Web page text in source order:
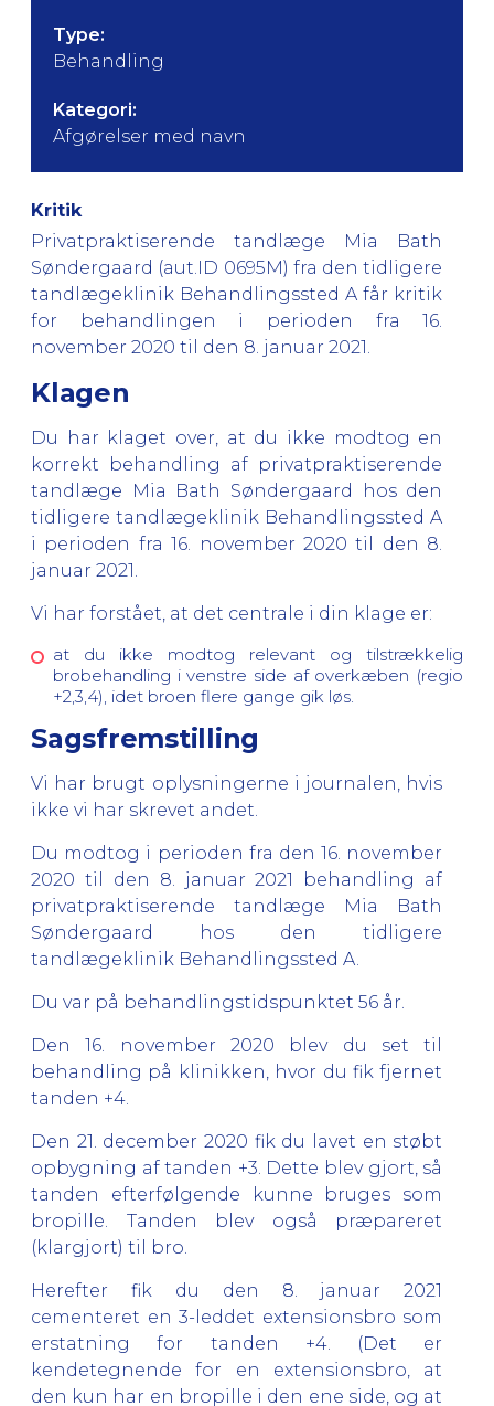
Type:
Behandling
Kategori:
Afgørelser med navn
Kritik
Privatpraktiserende tandlæge Mia Bath
Søndergaard (aut.ID 0695M) fra den tidligere
tandlægeklinik Behandlingssted A får kritik
for behandlingen i perioden fra 16.
november 2020 til den 8. januar 2021.
Klagen
Du har klaget over, at du ikke modtog en
korrekt behandling af privatpraktiserende
tandlæge Mia Bath Søndergaard hos den
tidligere tandlægeklinik Behandlingssted A
i perioden fra 16. november 2020 til den 8.
januar 2021.
Vi har forstået, at det centrale i din klage er:
at du ikke modtog relevant og tilstrækkelig
brobehandling i venstre side af overkæben (regio
+2,3,4), idet broen flere gange gik løs.
Sagsfremstilling
Vi har brugt oplysningerne i journalen, hvis
ikke vi har skrevet andet.
Du modtog i perioden fra den 16. november
2020 til den 8. januar 2021 behandling af
privatpraktiserende tandlæge Mia Bath
Søndergaard hos den tidligere
tandlægeklinik Behandlingssted A.
Du var på behandlingstidspunktet 56 år.
Den 16. november 2020 blev du set til
behandling på klinikken, hvor du fik fjernet
tanden +4.
Den 21. december 2020 fik du lavet en støbt
opbygning af tanden +3. Dette blev gjort, så
tanden efterfølgende kunne bruges som
bropille. Tanden blev også præpareret
(klargjort) til bro.
Herefter fik du den 8. januar 2021
cementeret en 3-leddet extensionsbro som
erstatning for tanden +4.
(Det er
kendetegnende for en extensionsbro, at
den kun har en bropille i den ene side, og at